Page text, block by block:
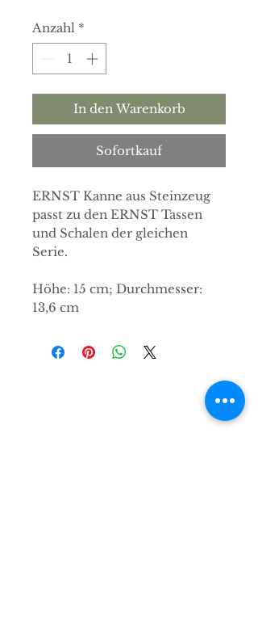
Anzahl *
In den Warenkorb
Sofortkauf
ERNST Kanne aus Steinzeug
passt zu den ERNST Tassen
und Schalen der gleichen
Serie.
Höhe: 15 cm; Durchmesser:
13,6 cm
Hirsch & Elch Concept Store e.K.